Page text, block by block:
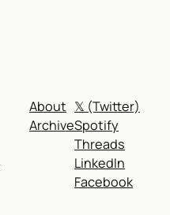
About
Archive
𝕏 (Twitter)
Spotify
Threads
LinkedIn
Facebook